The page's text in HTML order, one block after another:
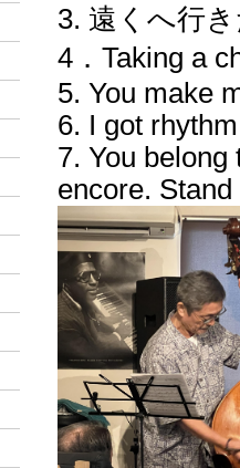
3. 遠くへ行
4．Taking a
5. You make
6. I got rhythm
7. You belong
encore.